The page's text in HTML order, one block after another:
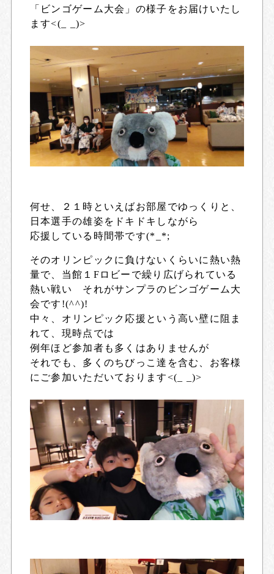
「ビンゴゲーム大会」の様子をお届けいたし
ます<(_ _)>
何せ、２１時といえばお部屋でゆっくりと、
日本選手の雄姿をドキドキしながら
応援している時間帯です(*_*;
そのオリンピックに負けないくらいに熱い熱
量で、当館１Fロビーで繰り広げられている
熱い戦い それがサンプラのビンゴゲーム大
会です!(^^)!
中々、オリンピック応援という高い壁に阻ま
れて、現時点では
例年ほど参加者も多くはありませんが
それでも、多くのちびっこ達を含む、お客様
にご参加いただいております<(_ _)>